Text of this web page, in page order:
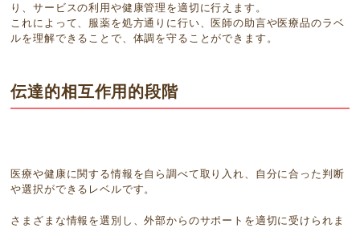
り、サービスの利用や健康管理を適切に行えます。
これによって、服薬を処方通りに行い、医師の助言や医療品のラベ
ルを理解できることで、体調を守ることができます。
伝達的相互作用的段階
医療や健康に関する情報を自ら調べて取り入れ、自分に合った判断
や選択ができるレベルです。
さまざまな情報を選別し、外部からのサポートを適切に受けられま